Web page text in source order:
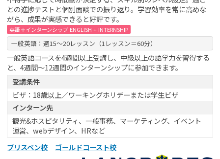
との進捗テストと個別面談での振り返り。学習効率を常に高めな
がら、成果が実感できると好評です。
英語＋インターンシップ ENGLISH + INTERNSHIP
一般英語：週15～20レッスン（1レッスン＝60分）
一般英語コースを4週間以上受講し、中級以上の語学力を習得する
と、4週間～12週間のインターンシップに参加できます。
受講条件
ビザ：18歳以上／ワーキングホリデーまたは学生ビザ
インターン先
観光&ホスピタリティ、一般事務、マーケティング、イベント
運営、webデザイン、HRなど
ブリスベン校
ゴールドコースト校